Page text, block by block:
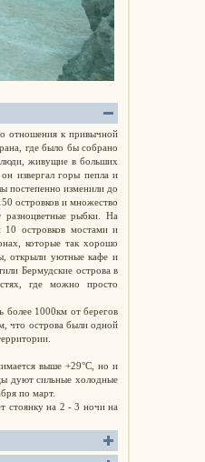
отношения к привычной
где было бы собрано
люди, живущие в больших
извергал горы пепла и
постепенно изменили до
островков и множество
рыбки. На
10 островков мостами и
которые так хорошо
открыли уютные кафе и
Бермудские острова в
где можно просто
более 1000км от берегов
что острова были одной
выше +29°С, но и
дуют сильные холодные
по март.
стоянку на 2 - 3 ночи на